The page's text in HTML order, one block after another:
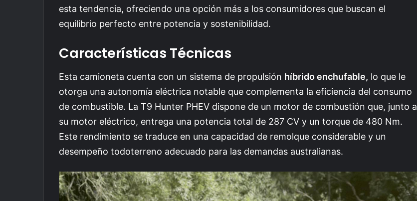
esta tendencia, ofreciendo una opción más a los consumidores que buscan el
equilibrio perfecto entre potencia y sostenibilidad.
Características Técnicas
Esta camioneta cuenta con un sistema de propulsión híbrido enchufable, lo que le
otorga una autonomía eléctrica notable que complementa la eficiencia del consumo
de combustible. La T9 Hunter PHEV dispone de un motor de combustión que, junto a
su motor eléctrico, entrega una potencia total de 287 CV y un torque de 480 Nm.
Este rendimiento se traduce en una capacidad de remolque considerable y un
desempeño todoterreno adecuado para las demandas australianas.